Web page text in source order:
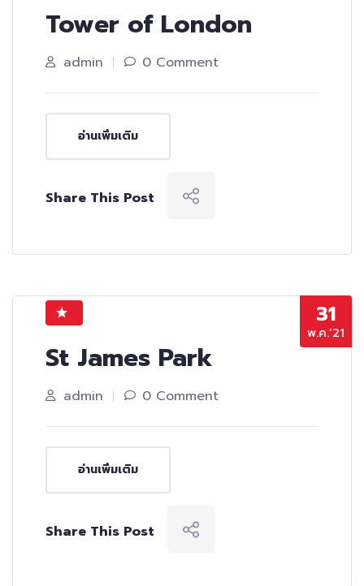
Tower of London
admin 0 Comment
อ่านเพิ่มเติม
Share This Post
31
พ.ค.’21
St James Park
admin 0 Comment
อ่านเพิ่มเติม
Share This Post